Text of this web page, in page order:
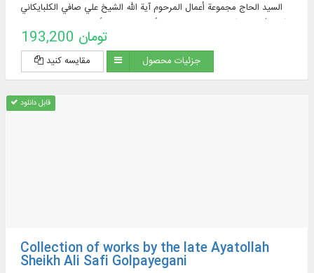
السيد الحاج مجموعة أعمال المرحوم آية الله الشيخ علي صافي الكلبايكاني
193,200 تومان
مقایسه کنید جزئیات محصول
قابل دانلود
Collection of works by the late Ayatollah
Sheikh Ali Safi Golpayegani